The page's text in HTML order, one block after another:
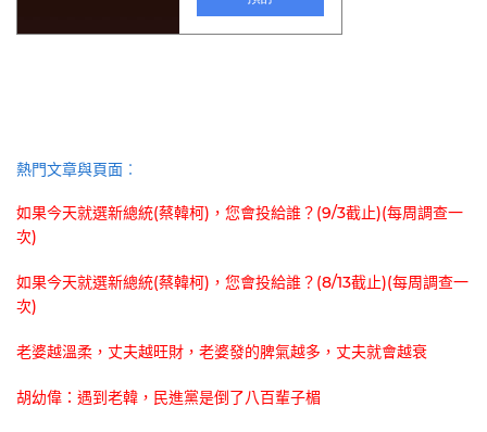
熱門文章與頁面︰
如果今天就選新總統(蔡韓柯)，您會投給誰？(9/3截止)(每周調查一
次)
如果今天就選新總統(蔡韓柯)，您會投給誰？(8/13截止)(每周調查一
次)
老婆越溫柔，丈夫越旺財，老婆發的脾氣越多，丈夫就會越衰
胡幼偉：遇到老韓，民進黨是倒了八百輩子楣